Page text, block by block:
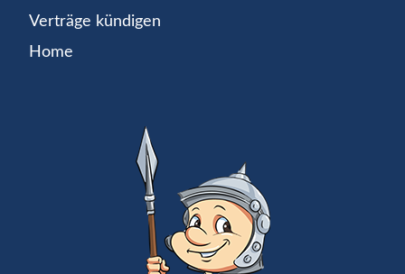
Verträge kündigen
Home